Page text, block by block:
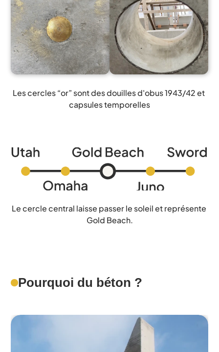
Les cercles “or” sont des douilles d'obus 1943/42 et
capsules temporelles
Le cercle central laisse passer le soleil et représente
Gold Beach.
Pourquoi du béton ?